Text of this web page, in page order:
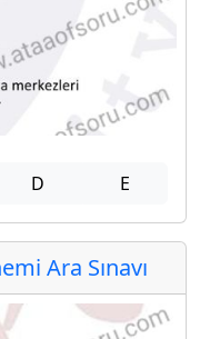
D E
Ara Sınavı